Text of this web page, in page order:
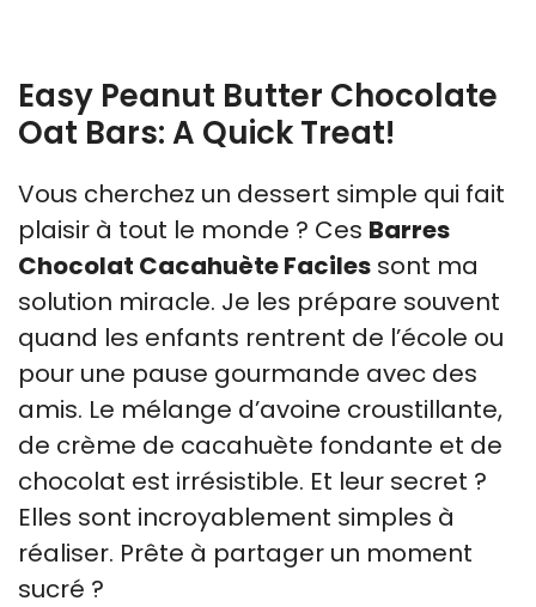
Easy Peanut Butter Chocolate
Oat Bars: A Quick Treat!
Vous cherchez un dessert simple qui fait
plaisir à tout le monde ? Ces Barres
Chocolat Cacahuète Faciles sont ma
solution miracle. Je les prépare souvent
quand les enfants rentrent de l’école ou
pour une pause gourmande avec des
amis. Le mélange d’avoine croustillante,
de crème de cacahuète fondante et de
chocolat est irrésistible. Et leur secret ?
Elles sont incroyablement simples à
réaliser. Prête à partager un moment
sucré ?